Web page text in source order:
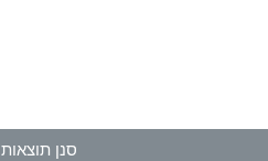
סנן תוצאות